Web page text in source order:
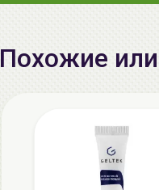
Похожие